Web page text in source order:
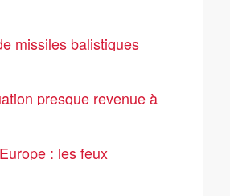
missiles balistiques
font dix morts et plus
presque revenue à
monte à 67 morts
: les feux
propager en